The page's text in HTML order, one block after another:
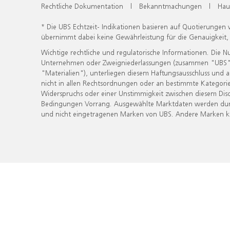
Rechtliche Dokumentation | Bekanntmachungen |
* Die UBS Echtzeit- Indikationen basieren auf
übernimmt dabei keine Gewährleistung für die
Wichtige rechtliche und regulatorische Informationen. Die
Unternehmen oder Zweigniederlassungen (zusammen
"Materialien"), unterliegen diesem Haftungsausschluss
nicht in allen Rechtsordnungen oder an bestimmte
Widerspruchs oder einer Unstimmigkeit zwischen diesem
Bedingungen Vorrang. Ausgewählte Marktdaten werden
und nicht eingetragenen Marken von UBS. Andere Marken